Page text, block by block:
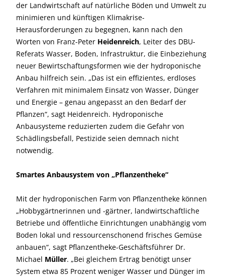
der Landwirtschaft auf natürliche Böden und Umwelt zu
minimieren und künftigen Klimakrise-
Herausforderungen zu begegnen, kann nach den
Worten von Franz-Peter Heidenreich, Leiter des DBU-
Referats Wasser, Boden, Infrastruktur, die Einbeziehung
neuer Bewirtschaftungsformen wie der hydroponische
Anbau hilfreich sein. „Das ist ein effizientes, erdloses
Verfahren mit minimalem Einsatz von Wasser, Dünger
und Energie – genau angepasst an den Bedarf der
Pflanzen“, sagt Heidenreich. Hydroponische
Anbausysteme reduzierten zudem die Gefahr von
Schädlingsbefall, Pestizide seien demnach nicht
notwendig.
Smartes Anbausystem von „Pflanzentheke“
Mit der hydroponischen Farm von Pflanzentheke können
„Hobbygärtnerinnen und -gärtner, landwirtschaftliche
Betriebe und öffentliche Einrichtungen unabhängig vom
Boden lokal und ressourcenschonend frisches Gemüse
anbauen“, sagt Pflanzentheke-Geschäftsführer Dr.
Michael Müller. „Bei gleichem Ertrag benötigt unser
System etwa 85 Prozent weniger Wasser und Dünger im